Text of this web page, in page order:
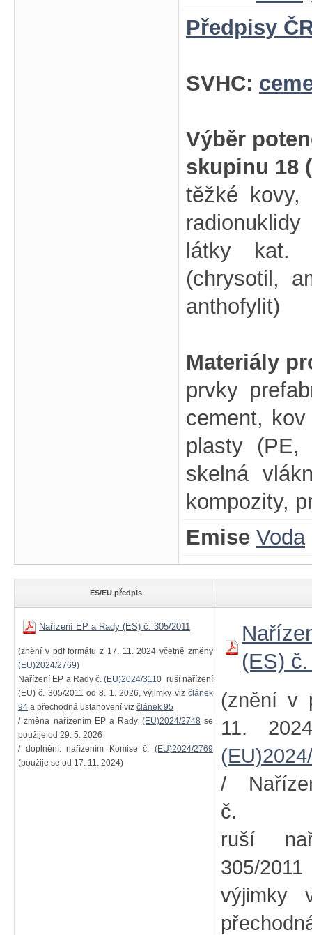
Předpisy
SVHC:
Výběr
skupinu 18
těžké kovy,
látky kat.
(chrysotil,
anthofylit)
Materiály
prvky
cement,
plasty (PE,
skelná
kompozity,
Emise Voda
ES/EU předpis
Nařízení EP a Rady (ES) č. 305/2011
(znění v pdf formátu z 17. 11. 2024 včetně změny
(EU)2024/2769)
Nařízení EP a Rady č.(EU)2024/3110 ruší nařízení
(EU) č. 305/2011 od 8. 1. 2026, výjimky viz článek
94 a přechodná ustanovení viz článek 95
/ změna nařízením EP a Rady (EU)2024/2748 se
použije od 29. 5. 2026
/ doplnění: nařízením Komise č. (EU)2024/2769
(použije se od 17. 11. 2024)
(ES)
(znění v
11.
/
ruší
305/